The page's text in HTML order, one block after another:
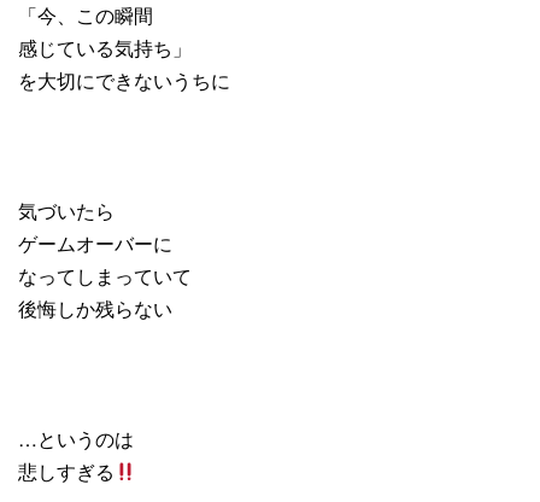
「今、この瞬間
感じている気持ち」
を大切にできないうちに
気づいたら
ゲームオーバーに
なってしまっていて
後悔しか残らない
…というのは
悲しすぎる